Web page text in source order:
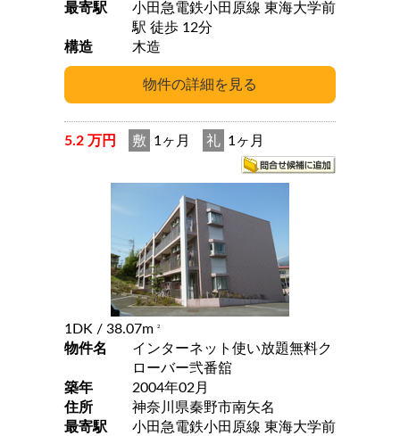
最寄駅
小田急電鉄小田原線 東海大学前
駅 徒歩 12分
構造
木造
5.2 万円 敷 1ヶ月 礼 1ヶ月
1DK / 38.07m 2
物件名
インターネット使い放題無料ク
ローバー弐番舘
築年
2004年02月
住所
神奈川県秦野市南矢名
最寄駅
小田急電鉄小田原線 東海大学前